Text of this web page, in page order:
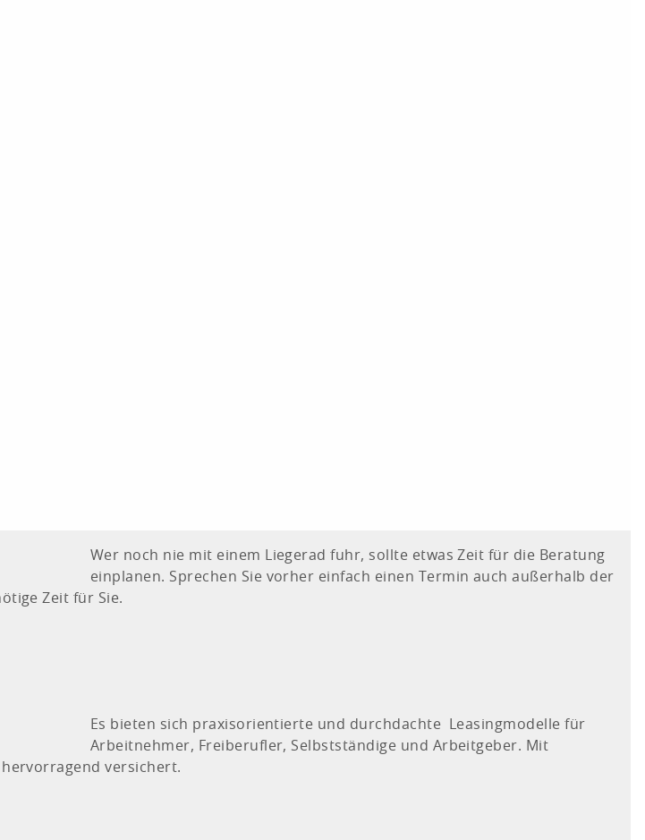
Wer noch nie mit einem Liegerad fuhr, sollte etwas Zeit für die Beratung
einplanen. Sprechen Sie vorher einfach einen Termin auch außerhalb der
Zeit für Sie.
Es bieten sich praxisorientierte und durchdachte Leasingmodelle für
Arbeitnehmer, Freiberufler, Selbstständige und Arbeitgeber. Mit
hervorragend versichert.